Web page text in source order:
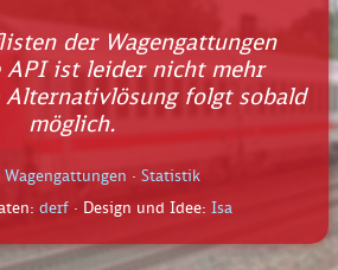
der Wagengattungen
API ist leider nicht mehr
Alternativlösung folgt sobald
möglich.
Wagengattungen · Statistik
derf · Design und Idee: Isa